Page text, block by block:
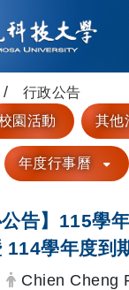
到主要內容
行政公告
園活動 其他
年度行事曆
公告】115學
114學年度到
發布者：
Chien Cheng